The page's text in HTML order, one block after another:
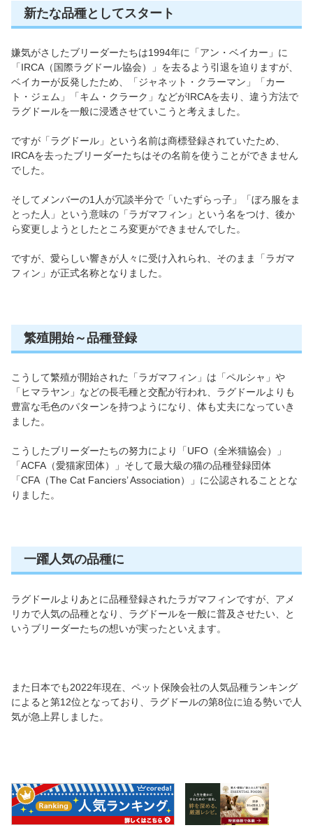
新たな品種としてスタート
嫌気がさしたブリーダーたちは1994年に「アン・ベイカー」に
「IRCA（国際ラグドール協会）」を去るよう引退を迫りますが、
ベイカーが反発したため、「ジャネット・クラーマン」「カー
ト・ジェム」「キム・クラーク」などがIRCAを去り、違う方法で
ラグドールを一般に浸透させていこうと考えました。
ですが「ラグドール」という名前は商標登録されていたため、
IRCAを去ったブリーダーたちはその名前を使うことができません
でした。
そしてメンバーの1人が冗談半分で「いたずらっ子」「ぼろ服をま
とった人」という意味の「ラガマフィン」という名をつけ、後か
ら変更しようとしたところ変更ができませんでした。
ですが、愛らしい響きが人々に受け入れられ、そのまま「ラガマ
フィン」が正式名称となりました。
繁殖開始～品種登録
こうして繁殖が開始された「ラガマフィン」は「ペルシャ」や
「ヒマラヤン」などの長毛種と交配が行われ、ラグドールよりも
豊富な毛色のパターンを持つようになり、体も丈夫になっていき
ました。
こうしたブリーダーたちの努力により「UFO（全米猫協会）」
「ACFA（愛猫家団体）」そして最大級の猫の品種登録団体
「CFA（The Cat Fanciers’ Association）」に公認されることとな
りました。
一躍人気の品種に
ラグドールよりあとに品種登録されたラガマフィンですが、アメ
リカで人気の品種となり、ラグドールを一般に普及させたい、と
いうブリーダーたちの想いが実ったといえます。
また日本でも2022年現在、ペット保険会社の人気品種ランキング
によると第12位となっており、ラグドールの第8位に迫る勢いで人
気が急上昇しました。